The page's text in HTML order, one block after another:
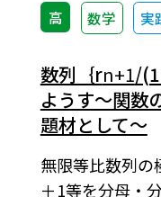
高 数学 実
数列｛rn+1/
ようす～関数
題材として～
無限等比数列の
＋1等を分母・